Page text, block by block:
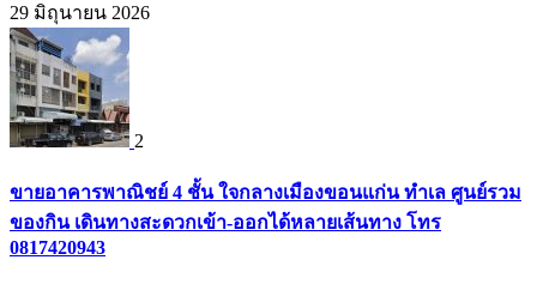
29 มิถุนายน 2026
2
ขายอาคารพาณิชย์ 4 ชั้น ใจกลางเมืองขอนแก่น ทำเล ศูนย์รวม
ของกิน เดินทางสะดวกเข้า-ออกได้หลายเส้นทาง โทร
0817420943